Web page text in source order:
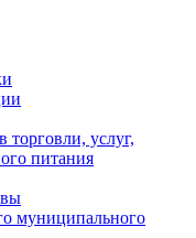
торговли, услуг,
питания
муниципального